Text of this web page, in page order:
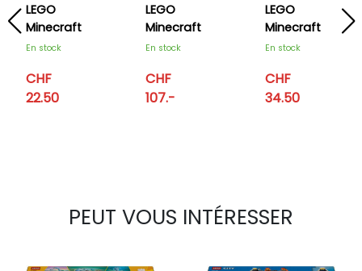
LEGO
Minecraft
La maison
En stock
CHF
22.50
LEGO
Minecraft
La station
En stock
CHF
107.-
LEGO
Minecraft
La maison
la jungle
En stock
CHF
34.50
PEUT VOUS INTÉRESSER